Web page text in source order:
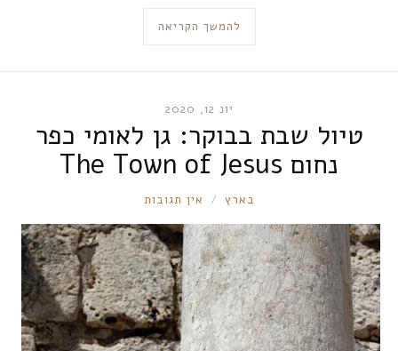
להמשך הקריאה
יונ 12, 2020
טיול שבת בבוקר: גן לאומי כפר
נחום The Town of Jesus
RONNIE
בארץ אין תגובות